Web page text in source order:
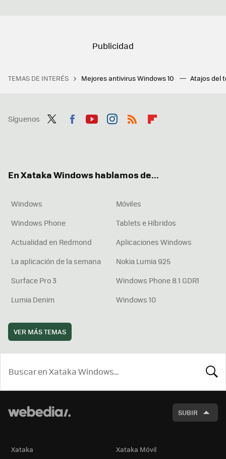
TEMAS DE INTERÉS Mejores antivirus Windows 10 Atajos del
Síguenos
En Xataka Windows hablamos de...
Windows
Móviles
Windows Phone
Tablets e Híbridos
Actualidad en Redmond
Aplicaciones Windows
La aplicación de la semana
Nokia Lumia 925
Surface Pro 3
Windows Phone 8.1 GDR1
Lumia Denim
Windows 10
VER MÁS TEMAS
SUBIR
Xataka Xataka Móvil